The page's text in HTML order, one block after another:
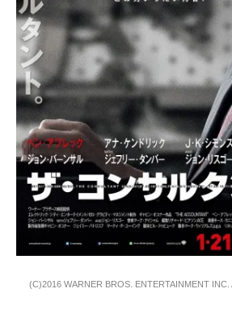
(C)2016 WARNER BROS. ENTERTAINMENT